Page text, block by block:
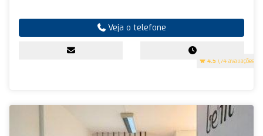
4.5 (74 avaliações)
Veja o telefone